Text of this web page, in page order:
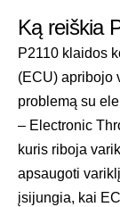
Ką reiškia
P2110 klaidos
(ECU) apribojo
problemą su
– Electronic
kuris riboja
apsaugoti
įsijungia, kai